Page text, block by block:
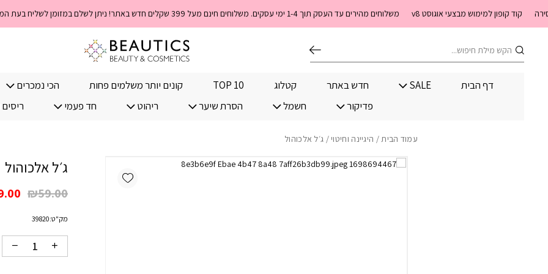
קוד קופון למימוש מבצעי אוגוסט v8 משלוחים מהירים עד העסק תוך 1-4 ימי עסקים. משלוחים חינם מעל 399 שקלים חדש באתר! ניתן לשלם במזומן לשליח בעת המסירה
חיפוש
דף הבית SALE חדש באתר קטלוג TOP 10 קונים יותר משלמים פחות הכי נמכרים
פדיקור
חשמל הסרת שיער ריהוט חד פעמי
עמוד הבית / היגיינה וחיטוי/ ג׳ל אלכוהול
ג׳ל אלכוהול
₪59.00
מק"ט:39820
Add wishlist